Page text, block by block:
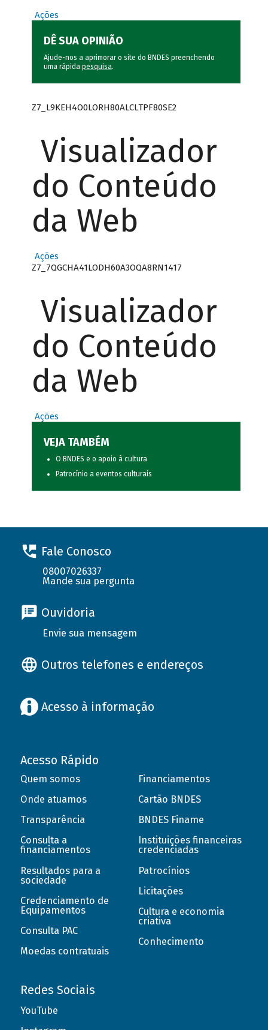
Ações
DÊ SUA OPINIÃO
Ajude-nos a aprimorar o site do BNDES preenchendo
uma rápida pesquisa.
Z7_L9KEH4O0LORH80ALCLTPF80SE2
Visualizador
do Conteúdo
da Web
Ações
Z7_7QGCHA41LODH60A3OQA8RN1417
Visualizador
do Conteúdo
da Web
Ações
VEJA TAMBÉM
O BNDES e o apoio à cultura
Patrocínio a eventos culturais
Fale Conosco
08007026337
Mande sua pergunta
Ouvidoria
Envie sua mensagem
Outros telefones e endereços
Acesso à informação
Acesso Rápido
Quem somos
Onde atuamos
Transparência
Consulta a
financiamentos
Resultados para a
sociedade
Credenciamento de
Equipamentos
Consulta PAC
Moedas contratuais
Financiamentos
Cartão BNDES
BNDES Finame
Instituições financeiras
credenciadas
Patrocínios
Licitações
Cultura e economia
criativa
Conhecimento
Redes Sociais
YouTube